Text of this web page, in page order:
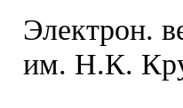
Электрон.
им. Н.К.